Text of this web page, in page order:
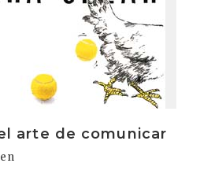
arte de comunicar